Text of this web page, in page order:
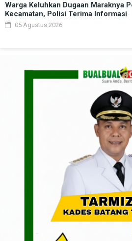
Warga Keluhkan Dugaan Maraknya
Kecamatan, Polisi Terima Informasi
05 Agustus 2026